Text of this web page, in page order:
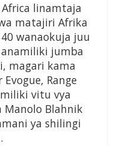
Africa linamtaja
matajiri Afrika
wanaokuja juu
anamiliki jumba
magari kama
Range
vitu vya
Blahnik
ya shilingi